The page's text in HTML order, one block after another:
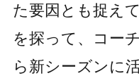
た要因とも捉え
を探って、コー
ら新シーズンに